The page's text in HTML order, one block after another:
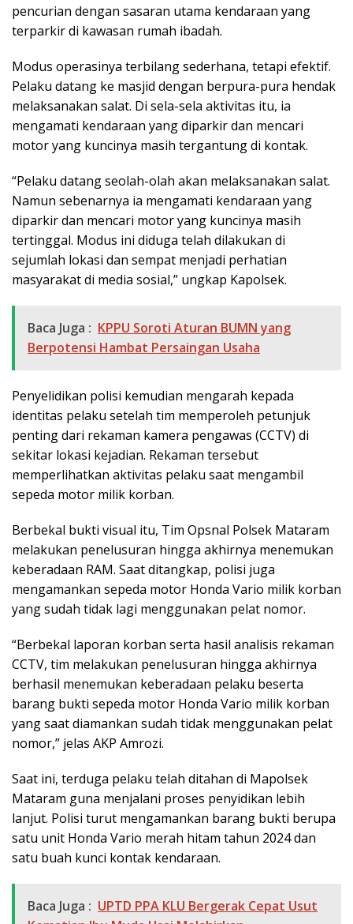
pencurian dengan sasaran utama kendaraan yang
terparkir di kawasan rumah ibadah.
Modus operasinya terbilang sederhana, tetapi efektif.
Pelaku datang ke masjid dengan berpura-pura hendak
melaksanakan salat. Di sela-sela aktivitas itu, ia
mengamati kendaraan yang diparkir dan mencari
motor yang kuncinya masih tergantung di kontak.
“Pelaku datang seolah-olah akan melaksanakan salat.
Namun sebenarnya ia mengamati kendaraan yang
diparkir dan mencari motor yang kuncinya masih
tertinggal. Modus ini diduga telah dilakukan di
sejumlah lokasi dan sempat menjadi perhatian
masyarakat di media sosial,” ungkap Kapolsek.
Baca Juga : KPPU Soroti Aturan BUMN yang
Berpotensi Hambat Persaingan Usaha
Penyelidikan polisi kemudian mengarah kepada
identitas pelaku setelah tim memperoleh petunjuk
penting dari rekaman kamera pengawas (CCTV) di
sekitar lokasi kejadian. Rekaman tersebut
memperlihatkan aktivitas pelaku saat mengambil
sepeda motor milik korban.
Berbekal bukti visual itu, Tim Opsnal Polsek Mataram
melakukan penelusuran hingga akhirnya menemukan
keberadaan RAM. Saat ditangkap, polisi juga
mengamankan sepeda motor Honda Vario milik korban
yang sudah tidak lagi menggunakan pelat nomor.
“Berbekal laporan korban serta hasil analisis rekaman
CCTV, tim melakukan penelusuran hingga akhirnya
berhasil menemukan keberadaan pelaku beserta
barang bukti sepeda motor Honda Vario milik korban
yang saat diamankan sudah tidak menggunakan pelat
nomor,” jelas AKP Amrozi.
Saat ini, terduga pelaku telah ditahan di Mapolsek
Mataram guna menjalani proses penyidikan lebih
lanjut. Polisi turut mengamankan barang bukti berupa
satu unit Honda Vario merah hitam tahun 2024 dan
satu buah kunci kontak kendaraan.
Baca Juga : UPTD PPA KLU Bergerak Cepat Usut